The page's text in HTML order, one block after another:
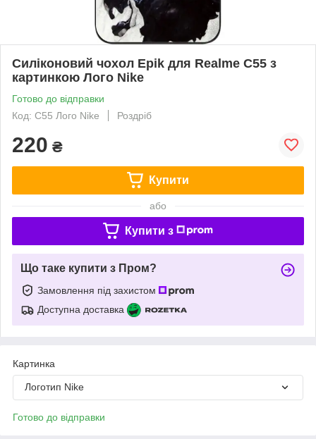
Силіконовий чохол Epik для Realme C55 з
картинкою Лого Nike
Готово до відправки
Код: C55 Лого Nike
Роздріб
220 ₴
Купити
або
Купити з
Що таке купити з Пром?
Замовлення під захистом
Доступна доставка
Картинка
Логотип Nike
Готово до відправки